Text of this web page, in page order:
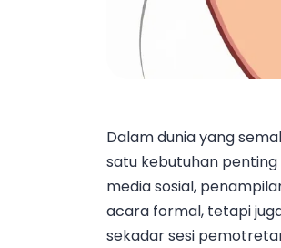
Dalam dunia yang
satu kebutuhan
media sosial,
acara formal, tetapi
sekadar sesi